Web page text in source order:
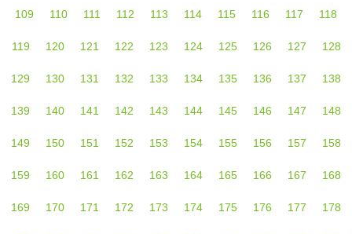
109 110 111 112 113 114 115 116 117 118
119 120 121 122 123 124 125 126 127 128
129 130 131 132 133 134 135 136 137 138
139 140 141 142 143 144 145 146 147 148
149 150 151 152 153 154 155 156 157 158
159 160 161 162 163 164 165 166 167 168
169 170 171 172 173 174 175 176 177 178